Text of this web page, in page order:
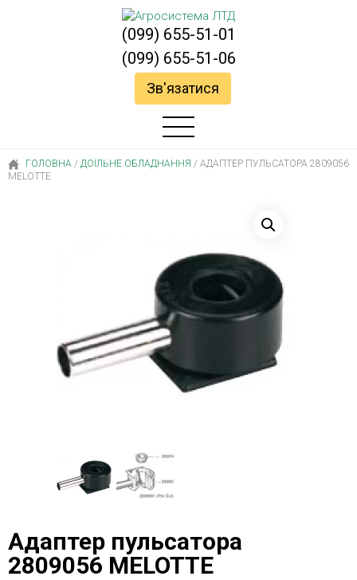
(099) 655-51-01
(099) 655-51-06
Зв'язатися
ГОЛОВНА / ДОЇЛЬНЕ ОБЛАДНАННЯ / АДАПТЕР ПУЛЬСАТОРА 2809056
MELOTTE
Адаптер пульсатора
2809056 MELOTTE